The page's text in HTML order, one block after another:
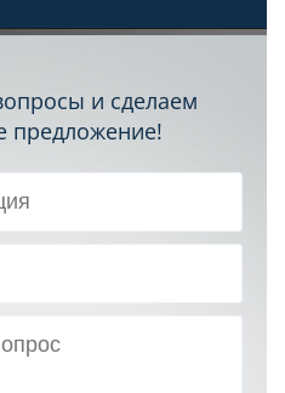
и сделаем
предложение!